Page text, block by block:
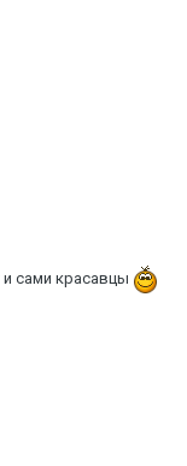
сами красавцы